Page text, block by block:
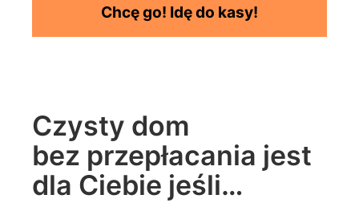
Chcę go! Idę do kasy!
Czysty dom
bez przepłacania jest
dla Ciebie jeśli…